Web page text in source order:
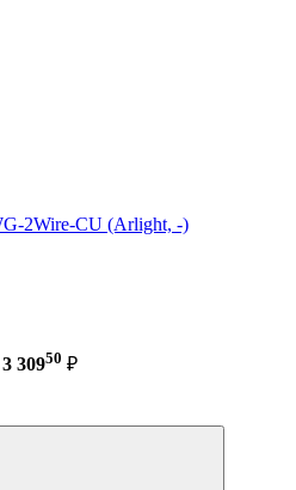
2Wire-CU (Arlight, -)
3 30950 ₽